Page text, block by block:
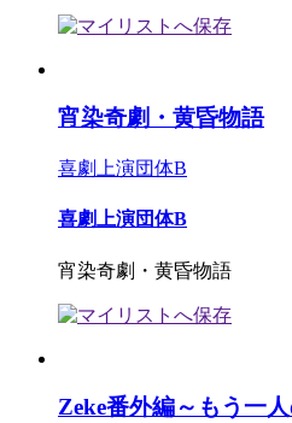
宵染奇劇・黄昏物語
喜劇上演団体B
喜劇上演団体B
宵染奇劇・黄昏物語
Zeke番外編～もう一